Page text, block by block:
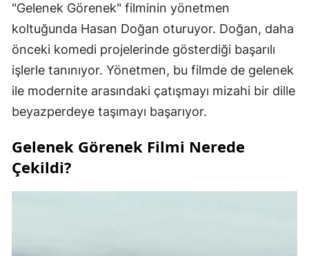
"Gelenek Görenek" filminin yönetmen
koltuğunda Hasan Doğan oturuyor. Doğan, daha
önceki komedi projelerinde gösterdiği başarılı
işlerle tanınıyor. Yönetmen, bu filmde de gelenek
ile modernite arasındaki çatışmayı mizahi bir dille
beyazperdeye taşımayı başarıyor.
Gelenek Görenek Filmi Nerede
Çekildi?